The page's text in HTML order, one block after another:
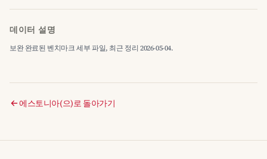
데이터 설명
보완 완료된 벤치마크 세부 파일, 최근 정리 2026-05-04.
에스토니아(으)로 돌아가기